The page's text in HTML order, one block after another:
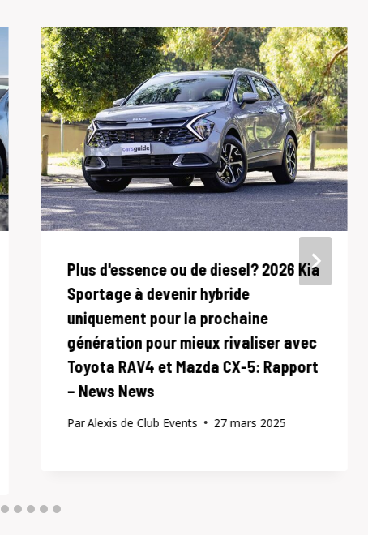
Plus d'essence ou de diesel? 2026 Kia
Sportage à devenir hybride
uniquement pour la prochaine
génération pour mieux rivaliser avec
Toyota RAV4 et Mazda CX-5: Rapport
– News News
ParAlexis de Club Events 27 mars 2025